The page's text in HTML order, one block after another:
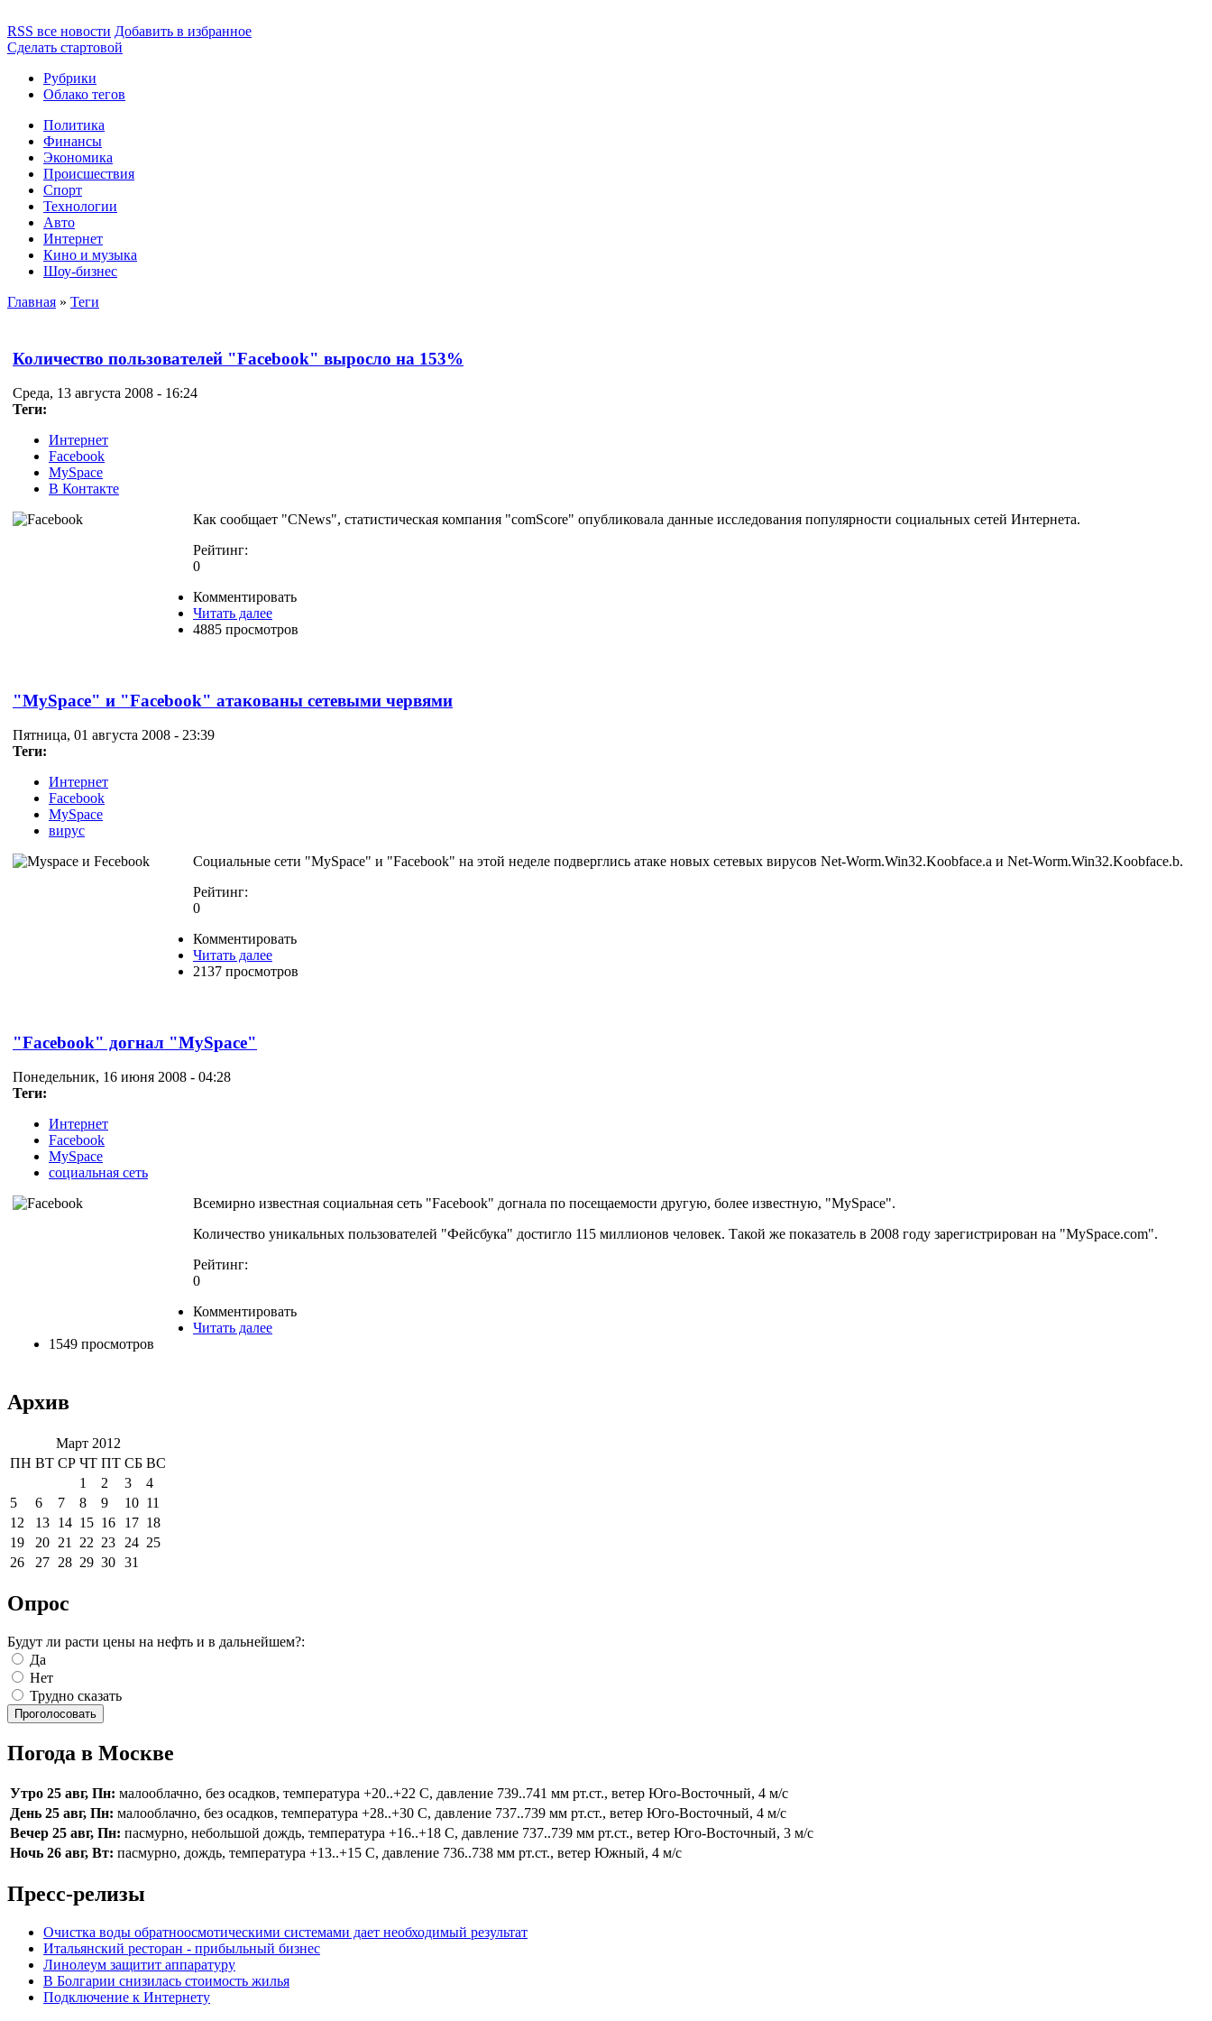
RSS все новости Добавить в избранное
Сделать стартовой
Рубрики
Облако тегов
Политика
Финансы
Экономика
Происшествия
Спорт
Технологии
Авто
Интернет
Кино и музыка
Шоу-бизнес
Главная » Теги
Количество пользователей "Facebook" выросло на 153%
Среда, 13 августа 2008 - 16:24
Теги:
Интернет
Facebook
MySpace
В Контакте
Как сообщает "CNews", статистическая компания "comScore" опубликовала данные исследования популярности социальных сетей Интернета.
Рейтинг:
0
Комментировать
Читать далее
4885 просмотров
"MySpace" и "Facebook" атакованы сетевыми червями
Пятница, 01 августа 2008 - 23:39
Теги:
Интернет
Facebook
MySpace
вирус
Социальные сети "MySpace" и "Facebook" на этой неделе подверглись атаке новых сетевых вирусов Net-Worm.Win32.Koobface.a и Net-Worm.Win32.Koobface.b.
Рейтинг:
0
Комментировать
Читать далее
2137 просмотров
"Facebook" догнал "MySpace"
Понедельник, 16 июня 2008 - 04:28
Теги:
Интернет
Facebook
MySpace
социальная сеть
Всемирно известная социальная сеть "Facebook" догнала по посещаемости другую, более известную, "MySpace".
Количество уникальных пользователей "Фейсбука" достигло 115 миллионов человек. Такой же показатель в 2008 году зарегистрирован на "MySpace.com".
Рейтинг:
0
Комментировать
Читать далее
1549 просмотров
Архив
Март 2012
ПН ВТ СР ЧТ ПТ СБ ВС
1
2 3
4
5
6 7 8 9 10 11
12
13 14 15 16 17 18
19
20 21 22 23 24 25
26
27 28 29 30 31
Опрос
Будут ли расти цены на нефть и в дальнейшем?:
Да
Нет
Трудно сказать
Погода в Москве
Утро 25 авг, Пн: малооблачно, без осадков, температура +20..+22 С, давление 739..741 мм рт.ст., ветер Юго-Восточный, 4 м/с
День 25 авг, Пн: малооблачно, без осадков, температура +28..+30 С, давление 737..739 мм рт.ст., ветер Юго-Восточный, 4 м/с
Вечер 25 авг, Пн: пасмурно, небольшой дождь, температура +16..+18 С, давление 737..739 мм рт.ст., ветер Юго-Восточный, 3 м/с
Ночь 26 авг, Вт: пасмурно, дождь, температура +13..+15 С, давление 736..738 мм рт.ст., ветер Южный, 4 м/с
Пресс-релизы
Очистка воды обратноосмотическими системами дает необходимый результат
Итальянский ресторан - прибыльный бизнес
Линолеум защитит аппаратуру
В Болгарии снизилась стоимость жилья
Подключение к Интернету